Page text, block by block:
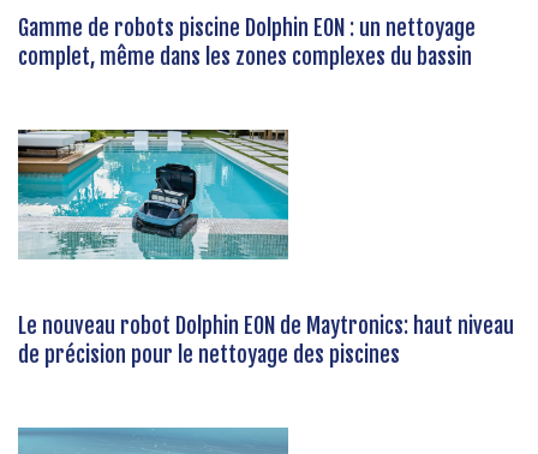
Gamme de robots piscine Dolphin EON : un nettoyage
complet, même dans les zones complexes du bassin
Le nouveau robot Dolphin EON de Maytronics: haut niveau
de précision pour le nettoyage des piscines